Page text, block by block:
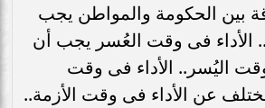
بين الحكومة والمواطن يجب
الأداء فى وقت العُسر يجب أن
اليُسر.. الأداء فى وقت
عن الأداء فى وقت الأزمة..